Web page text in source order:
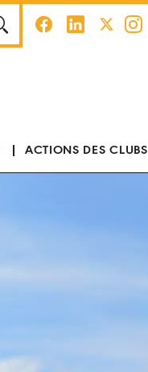
ACTIONS DES CLUBS